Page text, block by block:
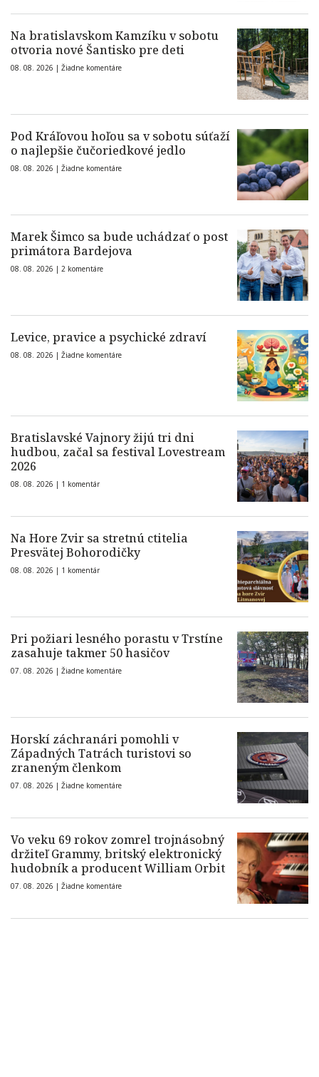
Na bratislavskom Kamzíku v sobotu
otvoria nové Šantisko pre deti
08. 08. 2026 | Žiadne komentáre
Pod Kráľovou hoľou sa v sobotu súťaží
o najlepšie čučoriedkové jedlo
08. 08. 2026 | Žiadne komentáre
Marek Šimco sa bude uchádzať o post
primátora Bardejova
08. 08. 2026 | 2 komentáre
Levice, pravice a psychické zdraví
08. 08. 2026 | Žiadne komentáre
Bratislavské Vajnory žijú tri dni
hudbou, začal sa festival Lovestream
2026
08. 08. 2026 | 1 komentár
Na Hore Zvir sa stretnú ctitelia
Presvätej Bohorodičky
08. 08. 2026 | 1 komentár
Pri požiari lesného porastu v Trstíne
zasahuje takmer 50 hasičov
07. 08. 2026 | Žiadne komentáre
Horskí záchranári pomohli v
Západných Tatrách turistovi so
zraneným členkom
07. 08. 2026 | Žiadne komentáre
Vo veku 69 rokov zomrel trojnásobný
držiteľ Grammy, britský elektronický
hudobník a producent William Orbit
07. 08. 2026 | Žiadne komentáre